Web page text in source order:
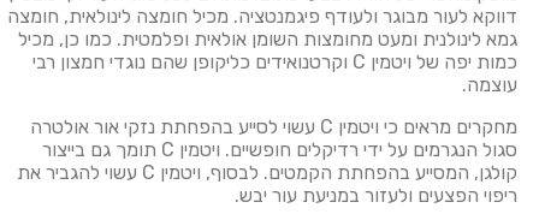
דווקא לעור מבוגר ולעודף פיגמנטציה. מכיל חומצה לינולאית, חומצה
גמא לינולנית ומעט מחומצות השומן אולאית ופלמטית. כמו כן, מכיל
כמות יפה של ויטמין C וקרטנואידים כליקופן שהם נוגדי חמצון רבי
עוצמה.
מחקרים מראים כי ויטמין C עשוי לסייע בהפחתת נזקי אור אולטרה
סגול הנגרמים על ידי רדיקלים חופשיים. ויטמין C תומך גם בייצור
קולגן, המסייע בהפחתת הקמטים. לבסוף, ויטמין C עשוי להגביר את
ריפוי הפצעים ולעזור במניעת עור יבש.